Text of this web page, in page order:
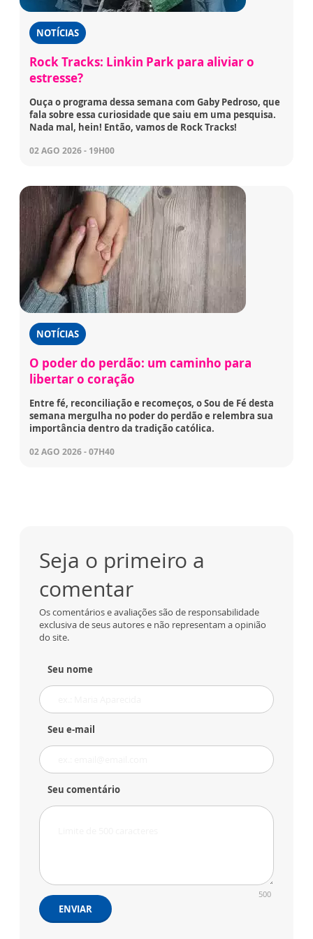
NOTÍCIAS
Rock Tracks: Linkin Park para aliviar o
estresse?
Ouça o programa dessa semana com Gaby Pedroso, que
fala sobre essa curiosidade que saiu em uma pesquisa.
Nada mal, hein! Então, vamos de Rock Tracks!
02 AGO 2026 - 19H00
NOTÍCIAS
O poder do perdão: um caminho para
libertar o coração
Entre fé, reconciliação e recomeços, o Sou de Fé desta
semana mergulha no poder do perdão e relembra sua
importância dentro da tradição católica.
02 AGO 2026 - 07H40
Seja o primeiro a
comentar
Os comentários e avaliações são de responsabilidade
exclusiva de seus autores e não representam a opinião
do site.
Seu nome
Seu e-mail
Seu comentário
500
ENVIAR